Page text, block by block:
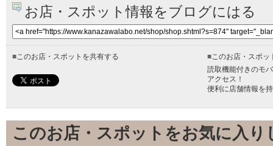
お店・スポット情報をブログにはる
■このお店・スポットを共有する ■このお店・スポッ
読取機能付きのモ
アクセス！
便利に店舗情報を
このお店・スポットをお気に入